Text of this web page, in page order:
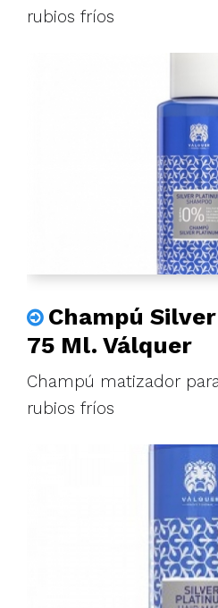
rubios fríos
Champú
75 Ml. Válquer
Champú matizador
rubios fríos